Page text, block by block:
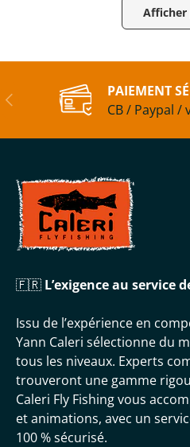
Afficher
Précédent
PAIEMENT
CB / Paypal /
🇫🇷 L’exigence au service
Issu de l’expérience en
Yann Caleri sélectionne du
tous les niveaux. Experts
trouveront une gamme
Caleri Fly Fishing vous
et animations, avec un
100 % sécurisé.